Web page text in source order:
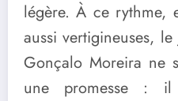
légère. À ce rythme,
aussi vertigineuses,
Gonçalo Moreira ne
une promesse : il